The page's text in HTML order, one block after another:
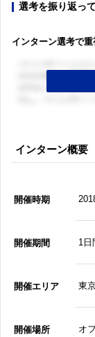
選考を振り返って
インターン選考で
インターン概要
開催時期
開催期間 1日
開催エリア 東
開催場所 オ